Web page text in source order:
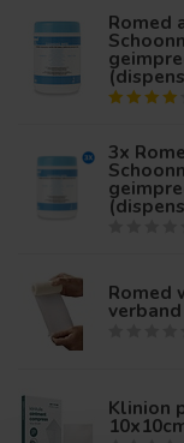
Romed
3x
Romed
Klinion